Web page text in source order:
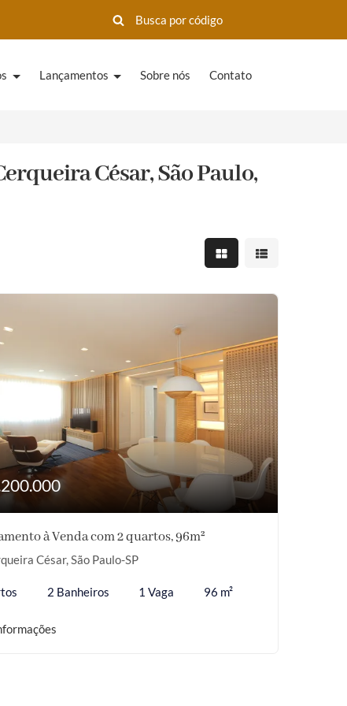
Lançamentos Sobre nós Contato
César, São Paulo,
Mostrar resultados em
Mostrar
à Venda com 2 quartos, 96m²
César, São Paulo-SP
2 Banheiros 1 Vaga 96 m²